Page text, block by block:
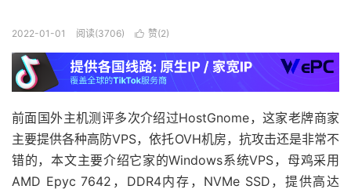
2022-01-01 阅读(3706)  赞(2)
前面国外主机测评多次介绍过HostGnome，这家老牌商家
主要提供各种高防VPS，依托OVH机房，抗攻击还是非常不
错的，本文主要介绍它家的Windows系统VPS，母鸡采用
AMD Epyc 7642，DDR4内存，NVMe SSD，提供高达